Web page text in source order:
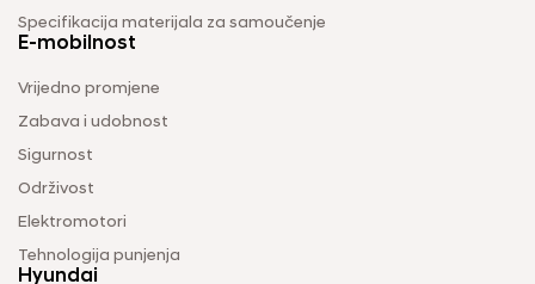
Specifikacija materijala za samoučenje
E-mobilnost
Vrijedno promjene
Zabava i udobnost
Sigurnost
Održivost
Elektromotori
Tehnologija punjenja
Hyundai